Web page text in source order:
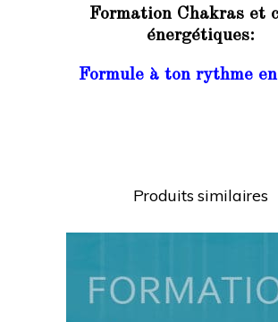
Formation Chakras et
énergétiques:
Formule à ton rythme
Produits similaires